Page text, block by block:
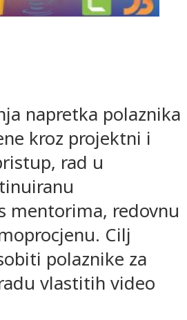
napretka polaznika
kroz projektni i
rad u
mentorima, redovnu
Cilj
polaznike za
vlastitih video